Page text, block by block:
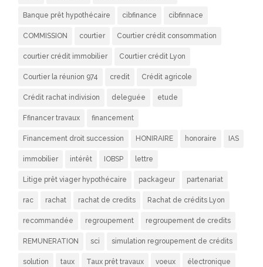
Banque prêt hypothécaire cibfinance cibfinnace
COMMISSION courtier Courtier crédit consommation
courtier crédit immobilier Courtier crédit Lyon
Courtier la réunion 974 credit Crédit agricole
Crédit rachat indivision deleguée etude
Ffinancer travaux financement
Financement droit succession HONIRAIRE honoraire IAS
immobilier intérêt IOBSP lettre
Litige prêt viager hypothécaire packageur partenariat
rac rachat rachat de credits Rachat de crédits Lyon
recommandée regroupement regroupement de credits
REMUNERATION sci simulation regroupement de crédits
solution taux Taux prêt travaux voeux électronique